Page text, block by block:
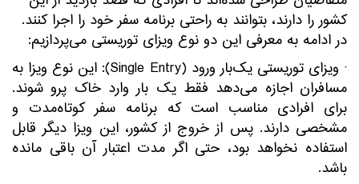
کشور را دارند، بتوانند به راحتی برنامه سفر خود را اجرا کنند.
در ادامه به معرفی این دو نوع ویزای توریستی می‌پردازیم:
· ویزای توریستی یک‌بار ورود (Single Entry): این نوع ویزا به
مسافران اجازه می‌دهد فقط یک بار وارد خاک پرو شوند.
برای افرادی مناسب است که برنامه سفر کوتاه‌مدت و
مشخصی دارند. پس از خروج از کشور، این ویزا دیگر قابل
استفاده نخواهد بود، حتی اگر مدت اعتبار آن باقی مانده
باشد.